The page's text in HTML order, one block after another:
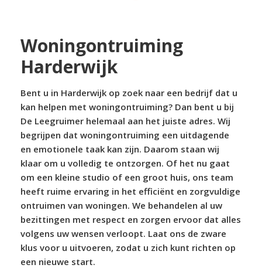
Woningontruiming
Harderwijk
Bent u in Harderwijk op zoek naar een bedrijf dat u
kan helpen met woningontruiming? Dan bent u bij
De Leegruimer helemaal aan het juiste adres. Wij
begrijpen dat woningontruiming een uitdagende
en emotionele taak kan zijn. Daarom staan wij
klaar om u volledig te ontzorgen. Of het nu gaat
om een kleine studio of een groot huis, ons team
heeft ruime ervaring in het efficiënt en zorgvuldige
ontruimen van woningen. We behandelen al uw
bezittingen met respect en zorgen ervoor dat alles
volgens uw wensen verloopt. Laat ons de zware
klus voor u uitvoeren, zodat u zich kunt richten op
een nieuwe start.